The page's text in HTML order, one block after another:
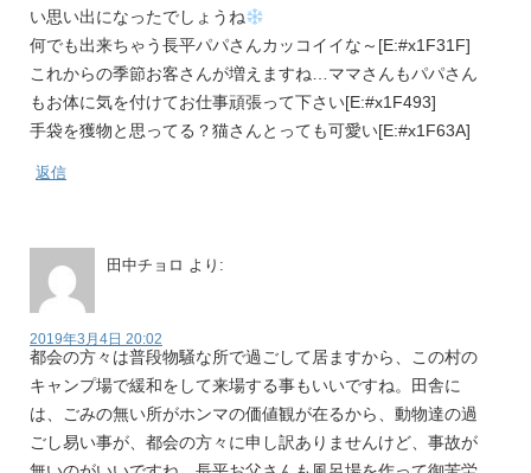
い思い出になったでしょうね
何でも出来ちゃう長平パパさんカッコイイな～[E:#x1F31F]
これからの季節お客さんが増えますね…ママさんもパパさん
もお体に気を付けてお仕事頑張って下さい[E:#x1F493]
手袋を獲物と思ってる？猫さんとっても可愛い[E:#x1F63A]
返信
田中チョロ より:
2019年3月4日 20:02
都会の方々は普段物騒な所で過ごして居ますから、この村の
キャンプ場で緩和をして来場する事もいいですね。田舎に
は、ごみの無い所がホンマの価値観が在るから、動物達の過
ごし易い事が、都会の方々に申し訳ありませんけど、事故が